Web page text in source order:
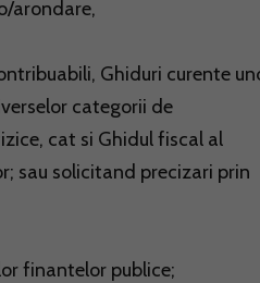
arondare,
Ghiduri curente
categorii de
cat si Ghidul fiscal al
sau solicitand precizari prin
finantelor publice;